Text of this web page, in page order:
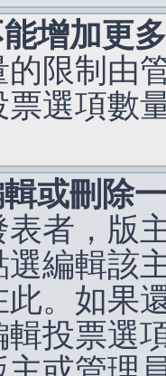
增加更
限制由
選項數
或刪除
者，版
編輯該
此。如果
投票選